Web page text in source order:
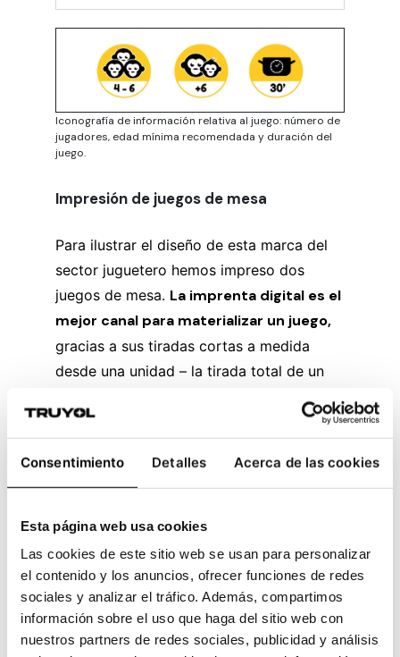
Consentimiento Detalles Acerca de las cookies
Esta página web usa cookies
Las cookies de este sitio web se usan para personalizar
el contenido y los anuncios, ofrecer funciones de redes
sociales y analizar el tráfico. Además, compartimos
información sobre el uso que haga del sitio web con
nuestros partners de redes sociales, publicidad y análisis
Iconografía de información relativa al juego: número de
jugadores, edad mínima recomendada y duración del
juego.
Impresión de juegos de mesa
Para ilustrar el diseño de esta marca del
sector juguetero hemos impreso dos
juegos de mesa. La imprenta digital es el
mejor canal para materializar un juego,
gracias a sus tiradas cortas a medida
desde una unidad – la tirada total de un
nuevo lanzamiento se sitúa entre las 500-
1.000 unidades-:
Impresión de packaging a medida y cunas
para asegurar los componentes del juego.
Impresión de componentes en multitud de
soportes de papel, adhesivos en hoja,
adhesivos en bobina, materiales flexibles o
rígidos de gran formato.